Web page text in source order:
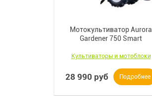
Мотокультиватор Aurora
Gardener 750 Smart
Культиваторы и мотоблоки
28 990 руб Подробнее